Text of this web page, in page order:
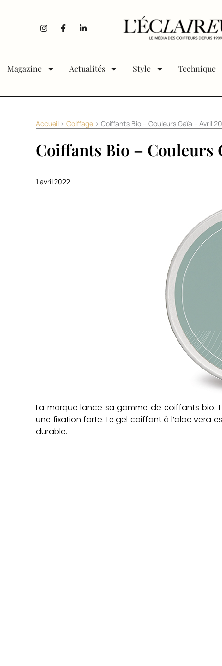
I
n
a
F
a
b
f
L
i
e
i
i
Magazine Actualités Style Technique
Accueil > Coiffage > Coiffants Bio – Couleurs Gaïa – Avril
Coiffants Bio – Couleurs
1 avril 2022
La marque lance sa gamme de coiffants bio.
une fixation forte. Le gel coiffant à l’aloe vera
durable.